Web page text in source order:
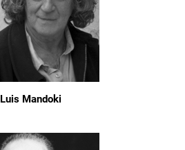
Luis Mandoki